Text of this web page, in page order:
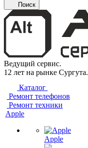
Поиск
Ведущий сервис.
12 лет на рынке Сургута.
Каталог
Ремонт телефонов
Ремонт техники
Apple
Apple